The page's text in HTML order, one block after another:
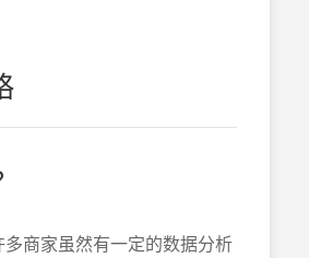
多商家虽然有一定的数据分析